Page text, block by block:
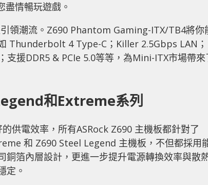
盡情暢玩遊戲。
領潮流。Z690 Phantom Gaming-ITX/TB4將你
Thunderbolt 4 Type-C；Killer 2.5Gbps LAN；
支援DDR5 & PCIe 5.0等等，為Mini-ITX市場帶來
和Extreme系列
供電效率，所有ASRock Z690 主機板都針對了
和 Z690 Steel Legend 主機板，不但都採用
銅箔內層設計，更進一步提升電源轉換效率與散
定。